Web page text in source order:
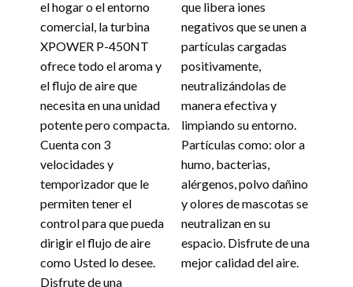
el hogar o el entorno
comercial, la turbina
XPOWER P-450NT
ofrece todo el aroma y
el flujo de aire que
necesita en una unidad
potente pero compacta.
Cuenta con 3
velocidades y
temporizador que le
permiten tener el
control para que pueda
dirigir el flujo de aire
como Usted lo desee.
Disfrute de una
que libera iones
negativos que se unen a
partículas cargadas
positivamente,
neutralizándolas de
manera efectiva y
limpiando su entorno.
Partículas como: olor a
humo, bacterias,
alérgenos, polvo dañino
y olores de mascotas se
neutralizan en su
espacio. Disfrute de una
mejor calidad del aire.